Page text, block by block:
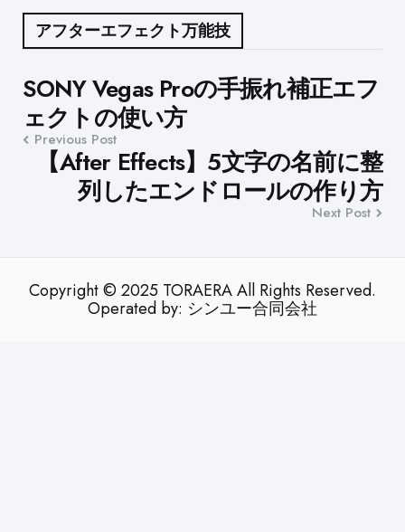
アフターエフェクト万能技
Post
navigation
SONY Vegas Proの手振れ補正エフ
ェクトの使い方
Previous Post
【After Effects】5文字の名前に整
列したエンドロールの作り方
Next Post
Copyright © 2025 TORAERA All Rights Reserved.
Operated by: シンユー合同会社